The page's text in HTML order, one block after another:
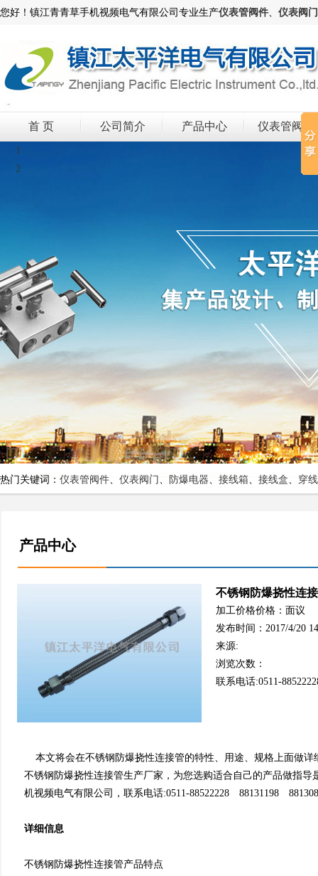
您好！镇江青青草手机视频电气有限公司专业生产仪表管阀件、 仪表阀门
首 页 公司简介 产品中心 仪表管阀件
1
2
热门关键词： 仪表管阀件、 仪表阀门 、 防爆电器、 接线箱、 接线盒、 穿
产品中心
不锈钢防爆挠性连
加工价格价格：面议
发布时间：2017/4/20
来源:
浏览次数：
联系电话:0511-
本文将会在不锈钢防爆挠性连接管的特性、用途、规格上面做
不锈钢防爆挠性连接管生产厂家，为您选购适合自己的产品做指
机视频电气有限公司，联系电话:0511-88522228 88131198
详细信息
不锈钢防爆挠性连接管产品特点